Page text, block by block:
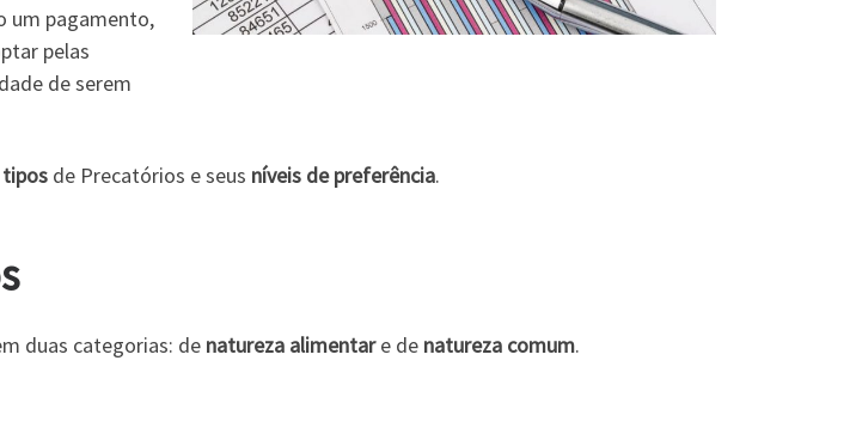
um pagamento,
pelas
de serem
tipos de Precatórios e seus níveis de preferência.
duas categorias: de natureza alimentare de natureza comum.